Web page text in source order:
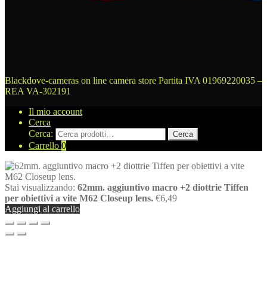
Blackdove-cameras on line camera store Partita IVA 01969220035 –
REA VA-302191
Il mio account
Cerca
Cerca:
Cerca
Carrello 0
Stai visualizzando: 62mm. aggiuntivo macro +2 diottrie Tiffen
per obiettivi a vite M62 Closeup lens. €6,49
Aggiungi al carrello